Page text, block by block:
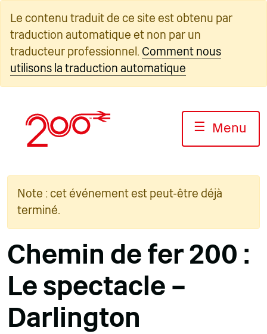
content
Le contenu traduit de ce site est obtenu par
traduction automatique et non par un
traducteur professionnel. Comment nous
utilisons la traduction automatique
☰ Menu
Note : cet événement est peut-être déjà
terminé.
Chemin de fer 200 :
Le spectacle –
Darlington